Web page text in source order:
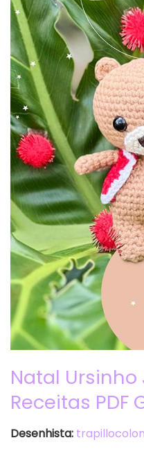
Natal
Receitas PDF
Desenhista: